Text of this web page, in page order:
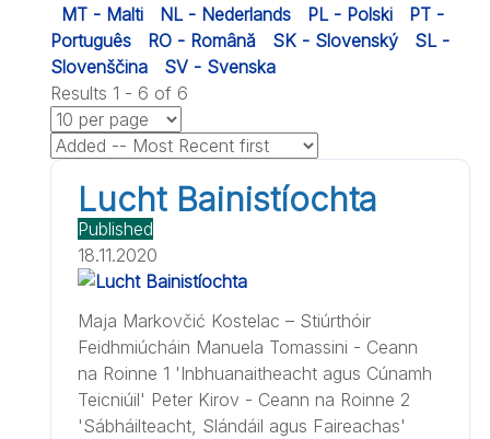
MT - Malti
NL - Nederlands PL - Polski
PT -
Português
RO - Română SK - Slovenský
SL -
Slovenščina
SV - Svenska
Results 1 - 6 of 6
Lucht Bainistíochta
Published
18.11.2020
Maja Markovčić Kostelac – Stiúrthóir
Feidhmiúcháin Manuela Tomassini - Ceann
na Roinne 1 'Inbhuanaitheacht agus Cúnamh
Teicniúil' Peter Kirov - Ceann na Roinne 2
'Sábháilteacht, Slándáil agus Faireachas'